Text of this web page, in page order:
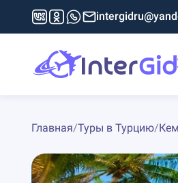
Главная/Туры в Турцию/